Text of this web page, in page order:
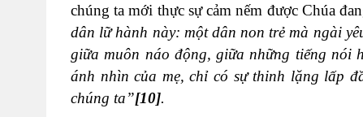
chúng ta mới thực sự cảm nếm được Chúa
dân lữ hành này: một dân non trẻ mà ngài
giữa muôn náo động, giữa những tiếng nói
ánh nhìn của mẹ, chỉ có sự thinh lặng lấp
chúng ta”[10].